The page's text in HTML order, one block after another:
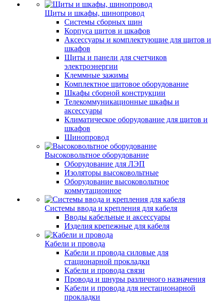
Щиты и шкафы, шинопровод
Системы сборных шин
Корпуса щитов и шкафов
Аксессуары и комплектующие для щитов и
шкафов
Щиты и панели для счетчиков
электроэнергии
Клеммные зажимы
Комплектное щитовое оборудование
Шкафы сборной конструкции
Телекоммуникационные шкафы и
аксессуары
Климатическое оборудование для щитов и
шкафов
Шинопровод
Высоковольтное оборудование
Оборудование для ЛЭП
Изоляторы высоковольтные
Оборудование высоковольтное
коммутационное
Системы ввода и крепления для кабеля
Вводы кабельные и аксессуары
Изделия крепежные для кабеля
Кабели и провода
Кабели и провода силовые для
стационарной прокладки
Кабели и провода связи
Провода и шнуры различного назначения
Кабели и провода для нестационарной
прокладки